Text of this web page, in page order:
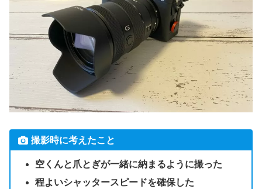
撮影時に考えたこと
空くんと爪とぎが一緒に納まるように撮った
程よいシャッタースピードを確保した